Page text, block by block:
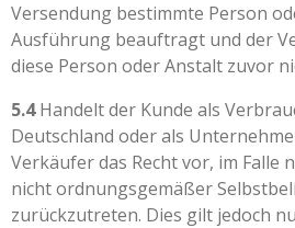
Versendung bestimmte Person
Ausführung beauftragt und der
diese Person oder Anstalt zuvor
5.4Handelt der Kunde als
Deutschland oder als
Verkäufer das Recht vor, im Falle
nicht ordnungsgemäßer
zurückzutreten. Dies gilt jedoch